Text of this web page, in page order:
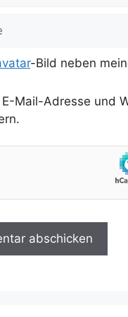
-Bild neben
Mail-Adresse und